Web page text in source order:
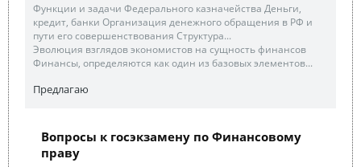
Функции и задачи Федерального казначейства Деньги,
кредит, банки Организация денежного обращения в РФ и
пути его совершенствования Структура...
Эволюция взглядов экономистов на сущность финансов
Финансы, определяются как один из базовых элементов...
Предлагаю
Вопросы к госэкзамену по Финансовому
праву